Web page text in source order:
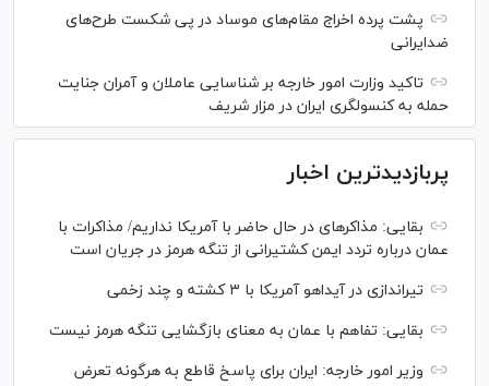
پشت پرده اخراج مقام‌های موساد در پی شکست طرح‌های
ضدایرانی
تاکید وزارت امور خارجه بر شناسایی عاملان و آمران جنایت
حمله به کنسولگری ایران در مزار شریف
پربازدیدترین اخبار
بقایی: مذاکره‎ای در حال حاضر با آمریکا نداریم/ مذاکرات با
عمان درباره تردد ایمن کشتیرانی از تنگه هرمز در جریان است
تیراندازی در آیداهو آمریکا با ۳ کشته و چند زخمی
بقایی: تفاهم با عمان به معنای بازگشایی تنگه هرمز نیست
وزیر امور خارجه: ایران برای پاسخ قاطع به هرگونه تعرض